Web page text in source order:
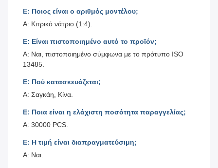
Ε: Ποιος είναι ο αριθμός μοντέλου;
Α: Κιτρικό νάτριο (1:4).
Ε: Είναι πιστοποιημένο αυτό το προϊόν;
Α: Ναι, πιστοποιημένο σύμφωνα με το πρότυπο ISO
13485.
Ε: Πού κατασκευάζεται;
Α: Σαγκάη, Κίνα.
Ε: Ποια είναι η ελάχιστη ποσότητα παραγγελίας;
Α: 30000 PCS.
Ε: Η τιμή είναι διαπραγματεύσιμη;
Α: Ναι.